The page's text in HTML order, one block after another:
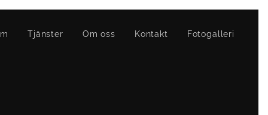
Tjänster Om oss Kontakt Fotogalleri